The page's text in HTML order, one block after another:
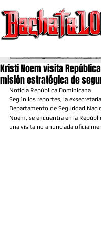
Kristi Noem visita
misión estratégica de
Noticia República Dominicana
Según los reportes, la
Departamento de Seguridad
Noem, se encuentra en la
una visita no anunciada